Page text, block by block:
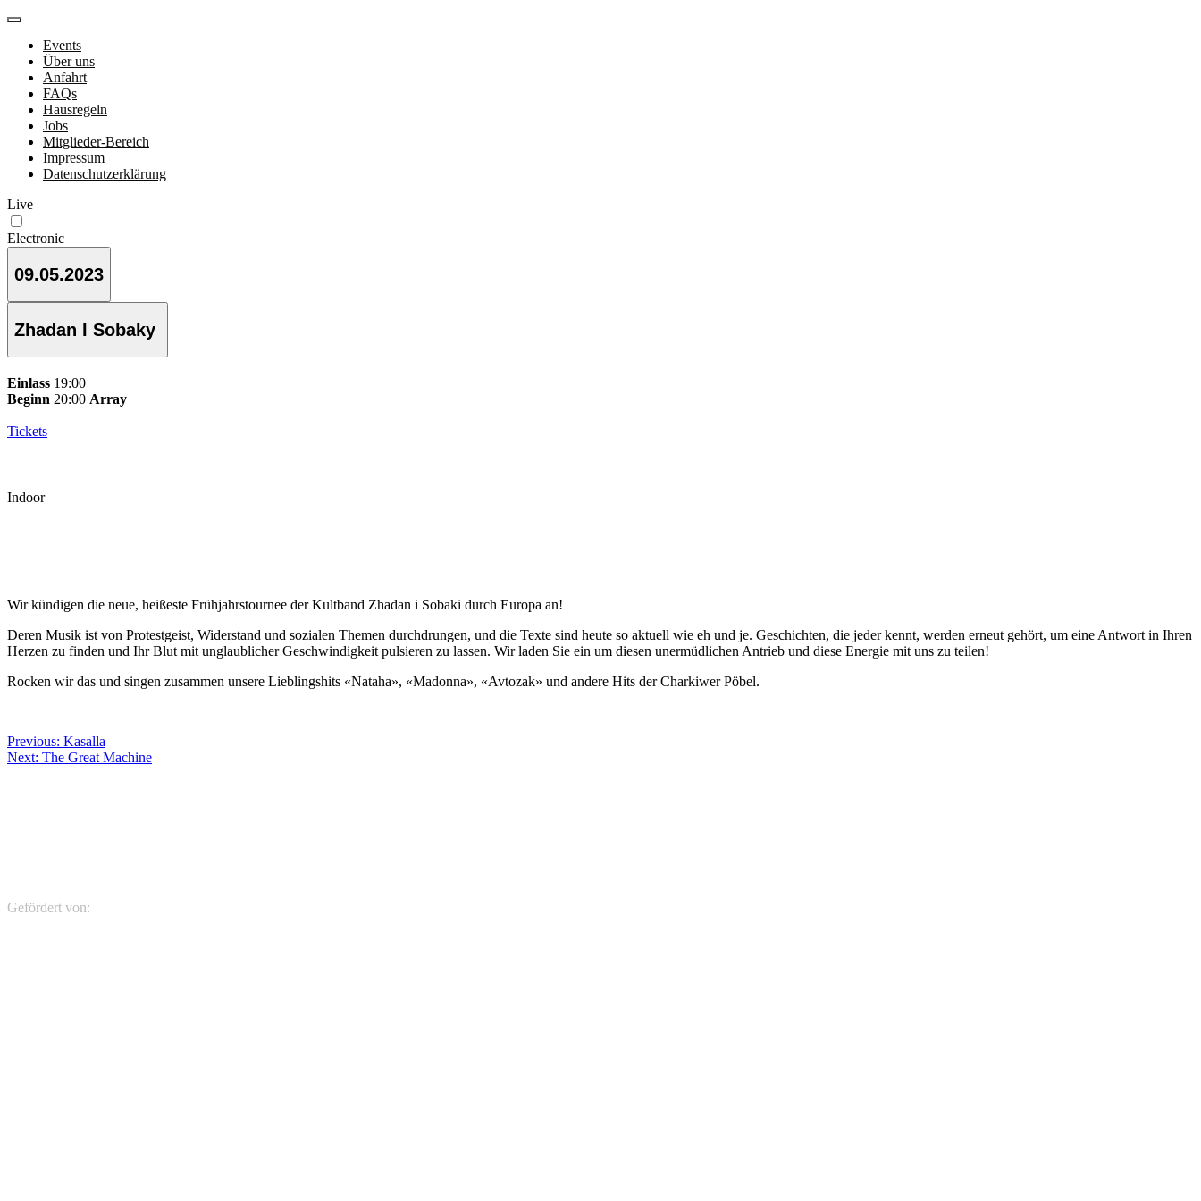
Events
Über uns
Anfahrt
FAQs
Hausregeln
Jobs
Mitglieder-Bereich
Impressum
Datenschutzerklärung
Live
Electronic
09.05.2023
Zhadan I Sobaky
Einlass 19:00
Beginn 20:00 Array
Tickets
Indoor
Wir kündigen die neue, heißeste Frühjahrstournee der Kultband Zhadan i Sobaki durch Europa an!
Deren Musik ist von Protestgeist, Widerstand und sozialen Themen durchdrungen, und die Texte sind heute so aktuell wie eh und je. Geschichten, die jeder kennt, werden erneut gehört, um eine Antwort in Ihren
Herzen zu finden und Ihr Blut mit unglaublicher Geschwindigkeit pulsieren zu lassen. Wir laden Sie ein um diesen unermüdlichen Antrieb und diese Energie mit uns zu teilen!
Rocken wir das und singen zusammen unsere Lieblingshits «Nataha», «Madonna», «Avtozak» und andere Hits der Charkiwer Pöbel.
Beitragsnavigation
Previous: Kasalla
Next: The Great Machine
Gefördert von: